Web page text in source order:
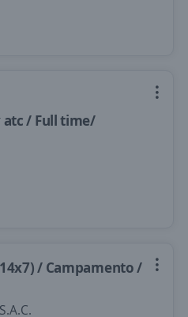
atc / Full time/
/ Campamento /